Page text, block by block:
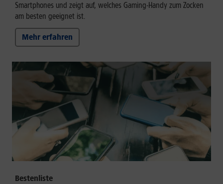
Smartphones und zeigt auf, welches Gaming-Handy zum Zocken
am besten geeignet ist.
Mehr erfahren
Bestenliste